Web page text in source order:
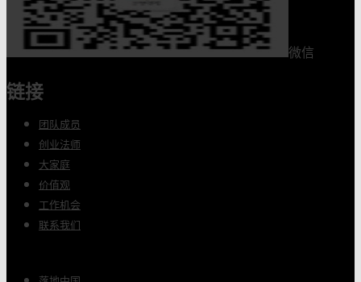
微信
链接
团队成员
创业法师
大家庭
价值观
工作机会
联系我们